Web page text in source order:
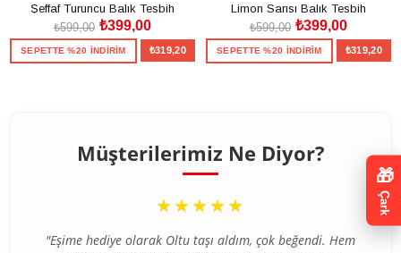
Şeffaf Turuncu Balık Tesbih
₺399,00
₺599,00
SEPETTE %20 İNDİRİM ₺319,20
Limon Sarısı Balık Tesbih
₺399,00
₺599,00
SEPETTE %20 İNDİRİM ₺319,20
Müşterilerimiz Ne Diyor?
“
★★★★★
"Eşime hediye olarak Oltu taşı aldım, çok beğendi. Hem
🎁
Çark